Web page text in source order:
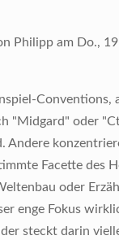
Philipp am Do.,
"Midgard" oder
Andere
Facette des
oder
enge Fokus
steckt darin